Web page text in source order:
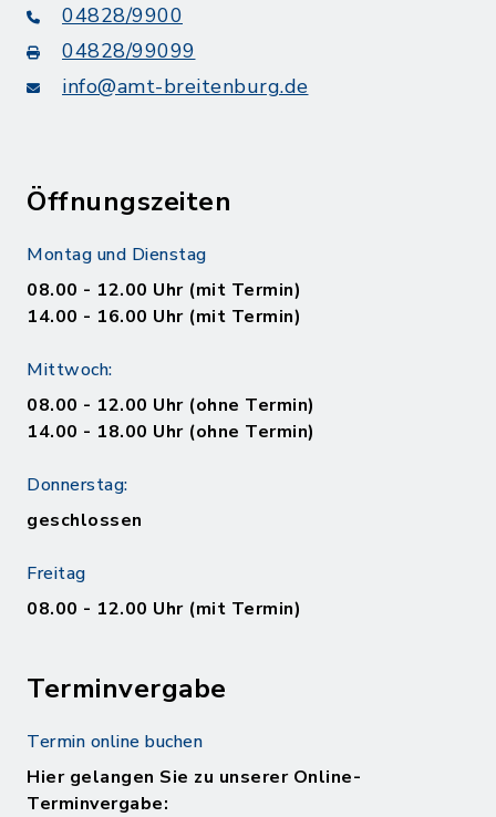
04828/9900
04828/99099
info@amt-breitenburg.de
Öffnungszeiten
Montag und Dienstag
08.00 - 12.00 Uhr (mit Termin)
14.00 - 16.00 Uhr (mit Termin)
Mittwoch:
08.00 - 12.00 Uhr (ohne Termin)
14.00 - 18.00 Uhr (ohne Termin)
Donnerstag:
geschlossen
Freitag
08.00 - 12.00 Uhr (mit Termin)
Terminvergabe
Termin online buchen
Hier gelangen Sie zu unserer Online-
Terminvergabe: